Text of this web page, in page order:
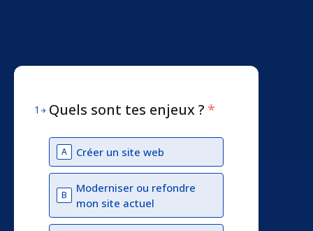
1 Quels sont tes enjeux ? *
A Créer un site web
B
Moderniser ou refondre
mon site actuel